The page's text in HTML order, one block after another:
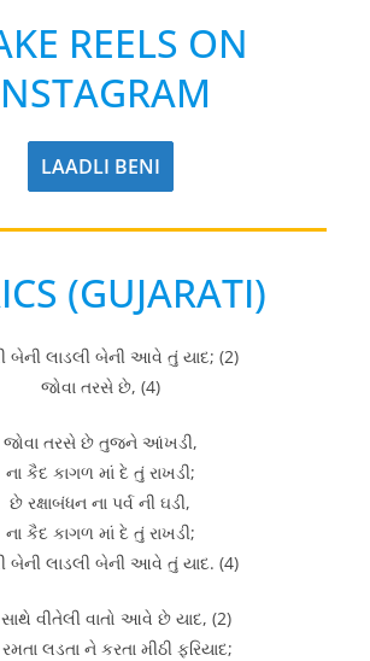
REELS ON
LAADLI BENI
(GUJARATI)
બેની લાડલી બેની આવે તું યાદ; (2)
જોવા તરસે છે, (4)
જોવા તરસે છે તુજને આંખડી,
ના કૈદ કાગળ માં દે તું રાખડી;
છે રક્ષાબંધન ના પર્વ ની ઘડી,
ના કૈદ કાગળ માં દે તું રાખડી;
બેની લાડલી બેની આવે તું યાદ. (4)
સાથે વીતેલી વાતો આવે છે યાદ, (2)
લડતા ને કરતા મીઠી ફરિયાદ;